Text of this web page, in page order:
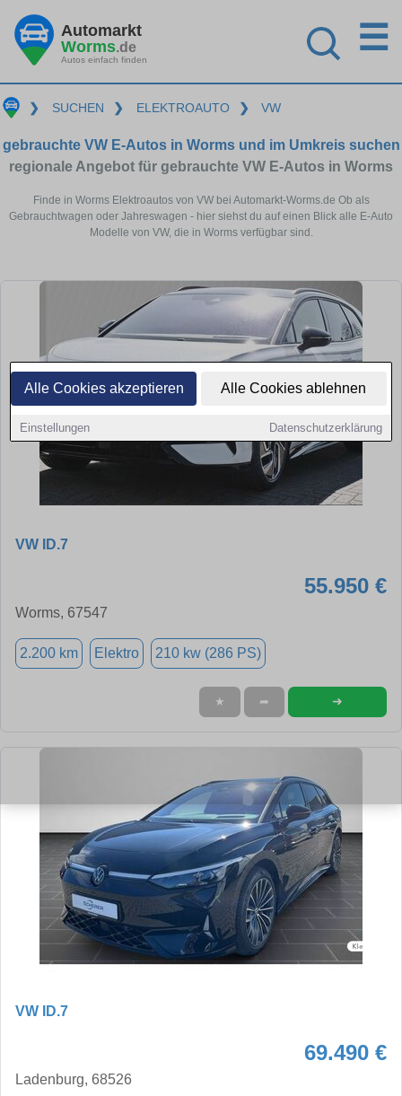
Alle Cookies akzeptieren Alle Cookies ablehnen
Einstellungen Datenschutzerklärung
Automarkt
Worms.de
Autos einfach finden
☰
❯ SUCHEN ❯ ELEKTROAUTO ❯ VW
gebrauchte VW E-Autos in Worms und im Umkreis suchen
regionale Angebot für gebrauchte VW E-Autos in Worms
Finde in Worms Elektroautos von VW bei Automarkt-Worms.de Ob als
Gebrauchtwagen oder Jahreswagen - hier siehst du auf einen Blick alle E-Auto
Modelle von VW, die in Worms verfügbar sind.
VW ID.7
55.950 €
Worms, 67547
2.200 km Elektro 210 kw (286 PS)
★ ➦ ➜
VW ID.7
69.490 €
Ladenburg, 68526